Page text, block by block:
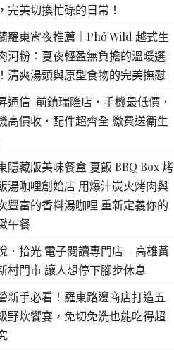
完美切換忙碌的日常！
羅東宵夜推薦｜Phở Wild 越式生
河粉：夏夜輕盈無負擔的溫暖選
清爽湯頭與原型食物的完美撫慰
通信-前鎮瑞隆店．手機最低價．
高價收．配件超齊全 繳費送衛生
隱藏版美味餐盒 夏飯 BBQ Box 烤
湯咖哩創始店 用爆汁炭火烤肉與
豐富的香料湯咖哩 重新定義你的
午餐
．拾光 電子閱讀專門店 – 高雄黃
村門市 讓人想停下腳步休息
新手必看！羅東路邊商店打造五
野炊饗宴，免切免洗也能吃得超